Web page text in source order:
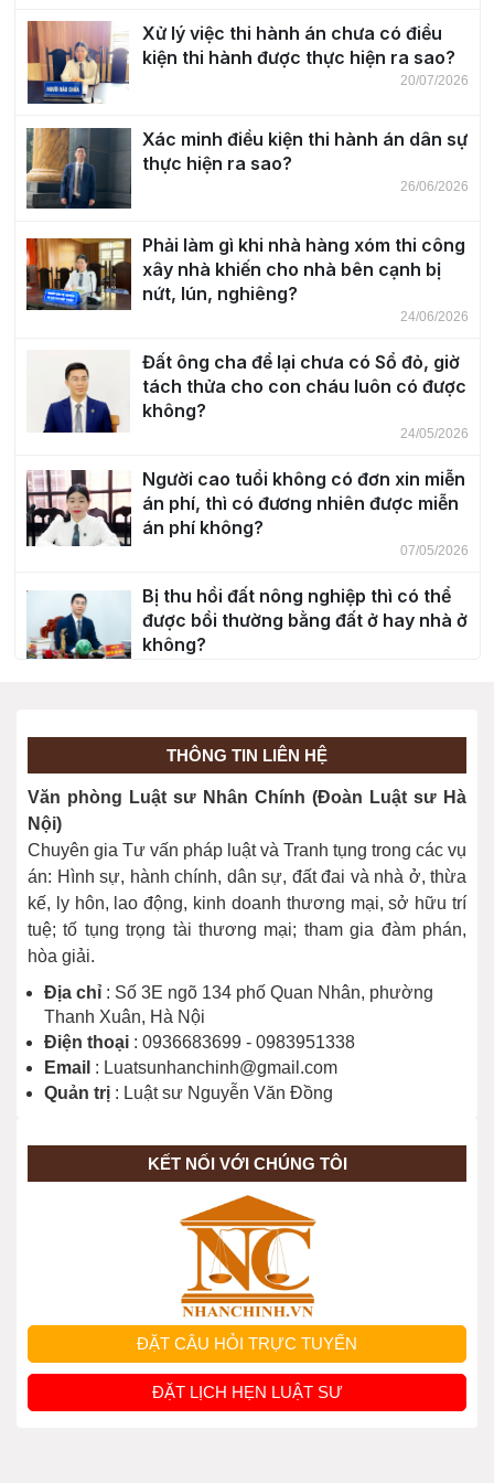
Xử lý việc thi hành án chưa có điều
kiện thi hành được thực hiện ra sao?
20/07/2026
Xác minh điều kiện thi hành án dân sự
thực hiện ra sao?
26/06/2026
Phải làm gì khi nhà hàng xóm thi công
xây nhà khiến cho nhà bên cạnh bị
nứt, lún, nghiêng?
24/06/2026
Đất ông cha để lại chưa có Sổ đỏ, giờ
tách thửa cho con cháu luôn có được
không?
24/05/2026
Người cao tuổi không có đơn xin miễn
án phí, thì có đương nhiên được miễn
án phí không?
07/05/2026
Bị thu hồi đất nông nghiệp thì có thể
được bồi thường bằng đất ở hay nhà ở
không?
20/03/2026
về Bầu cử năm 2026
26/02/2026
THÔNG TIN LIÊN HỆ
Văn phòng Luật sư Nhân Chính (Đoàn Luật sư Hà
Nội)
Chuyên gia Tư vấn pháp luật và Tranh tụng trong các vụ
án: Hình sự, hành chính, dân sự, đất đai và nhà ở, thừa
kế, ly hôn, lao động, kinh doanh thương mại, sở hữu trí
tuệ; tố tụng trọng tài thương mại; tham gia đàm phán,
hòa giải.
Địa chỉ : Số 3E ngõ 134 phố Quan Nhân, phường
Thanh Xuân, Hà Nội
Điện thoại : 0936683699 - 0983951338
Email : Luatsunhanchinh@gmail.com
Quản trị : Luật sư Nguyễn Văn Đồng
KẾT NỐI VỚI CHÚNG TÔI
ĐẶT CÂU HỎI TRỰC TUYẾN
ĐẶT LỊCH HẸN LUẬT SƯ